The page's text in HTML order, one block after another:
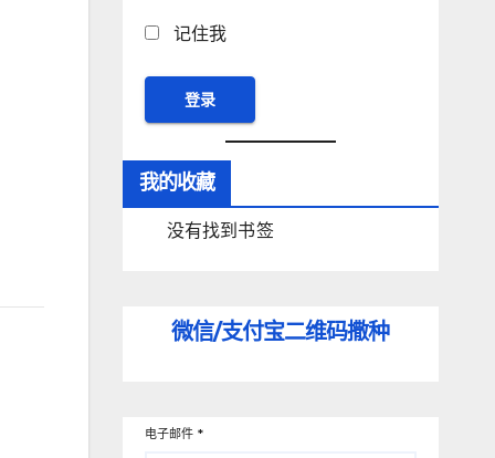
记住我
我的收藏
没有找到书签
微信/支付宝二维码撒种
电子邮件 *